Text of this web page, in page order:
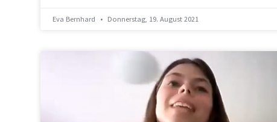
Eva Bernhard Donnerstag, 19. August 2021